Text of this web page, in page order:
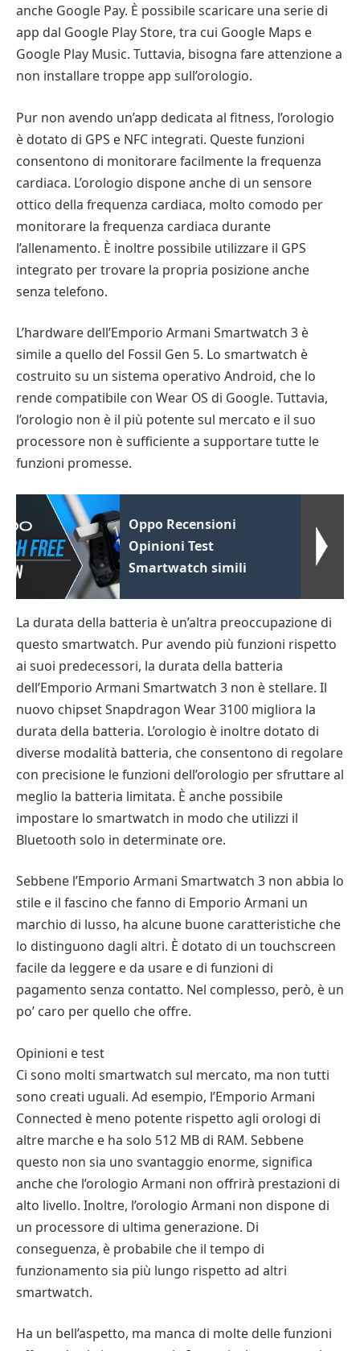
anche Google Pay. È possibile scaricare una serie di
app dal Google Play Store, tra cui Google Maps e
Google Play Music. Tuttavia, bisogna fare attenzione a
non installare troppe app sull’orologio.
Pur non avendo un’app dedicata al fitness, l’orologio
è dotato di GPS e NFC integrati. Queste funzioni
consentono di monitorare facilmente la frequenza
cardiaca. L’orologio dispone anche di un sensore
ottico della frequenza cardiaca, molto comodo per
monitorare la frequenza cardiaca durante
l’allenamento. È inoltre possibile utilizzare il GPS
integrato per trovare la propria posizione anche
senza telefono.
L’hardware dell’Emporio Armani Smartwatch 3 è
simile a quello del Fossil Gen 5. Lo smartwatch è
costruito su un sistema operativo Android, che lo
rende compatibile con Wear OS di Google. Tuttavia,
l’orologio non è il più potente sul mercato e il suo
processore non è sufficiente a supportare tutte le
funzioni promesse.
Oppo Recensioni
Opinioni Test
Smartwatch simili
La durata della batteria è un’altra preoccupazione di
questo smartwatch. Pur avendo più funzioni rispetto
ai suoi predecessori, la durata della batteria
dell’Emporio Armani Smartwatch 3 non è stellare. Il
nuovo chipset Snapdragon Wear 3100 migliora la
durata della batteria. L’orologio è inoltre dotato di
diverse modalità batteria, che consentono di regolare
con precisione le funzioni dell’orologio per sfruttare al
meglio la batteria limitata. È anche possibile
impostare lo smartwatch in modo che utilizzi il
Bluetooth solo in determinate ore.
Sebbene l’Emporio Armani Smartwatch 3 non abbia lo
stile e il fascino che fanno di Emporio Armani un
marchio di lusso, ha alcune buone caratteristiche che
lo distinguono dagli altri. È dotato di un touchscreen
facile da leggere e da usare e di funzioni di
pagamento senza contatto. Nel complesso, però, è un
po’ caro per quello che offre.
Opinioni e test
Ci sono molti smartwatch sul mercato, ma non tutti
sono creati uguali. Ad esempio, l’Emporio Armani
Connected è meno potente rispetto agli orologi di
altre marche e ha solo 512 MB di RAM. Sebbene
questo non sia uno svantaggio enorme, significa
anche che l’orologio Armani non offrirà prestazioni di
alto livello. Inoltre, l’orologio Armani non dispone di
un processore di ultima generazione. Di
conseguenza, è probabile che il tempo di
funzionamento sia più lungo rispetto ad altri
smartwatch.
Ha un bell’aspetto, ma manca di molte delle funzioni